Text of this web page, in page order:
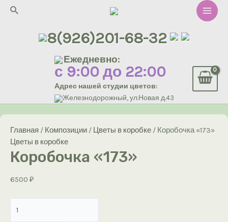
Перейти
Поиск
Main
8(926)201-68-32
Ежедневно:
с 9:00 до 22:00
Адрес нашей студии цветов:
Железнодорожный, ул.Новая д.43
Главная / Композиции / Цветы в коробке / Коробочка «173»
Цветы в коробке
Коробочка «173»
6500 ₽
товара